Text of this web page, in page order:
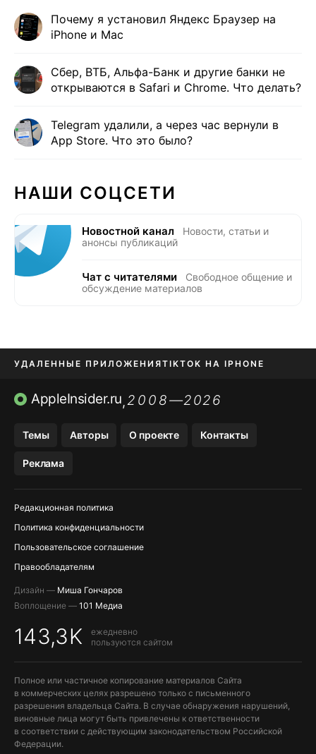
Почему я установил Яндекс Браузер на
iPhone и Mac
Сбер, ВТБ, Альфа-Банк и другие банки не
открываются в Safari и Сhrome. Что делать?
Telegram удалили, а через час вернули в
App Store. Что это было?
НАШИ СОЦСЕТИ
Новостной канал
Новости, статьи и
анонсы публикаций
Чат с читателями
Свободное общение и
обсуждение материалов
УДАЛЕННЫЕ ПРИЛОЖЕНИЯTIKTOK НА IPHONE
ПРИЛОЖЕНИЯ БЕЗ APP STORE
AppleInsider.ru,2008—2026
Темы Авторы О проекте Контакты
Реклама
Редакционная политика
Политика конфиденциальности
Пользовательское соглашение
Правообладателям
Дизайн — Миша Гончаров
Воплощение — 101 Медиа
143,3K
ежедневно
пользуются сайтом
Полное или частичное копирование материалов Сайта
в коммерческих целях разрешено только с письменного
разрешения владельца Сайта. В случае обнаружения нарушений,
виновные лица могут быть привлечены к ответственности
в соответствии с действующим законодательством Российской
Федерации.